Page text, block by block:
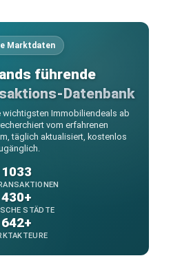
Marktdaten
führende
Datenbank
wichtigsten Immobiliendeals ab
vom erfahrenen
täglich aktualisiert, kostenlos
1033
430+
STÄDTE
642+